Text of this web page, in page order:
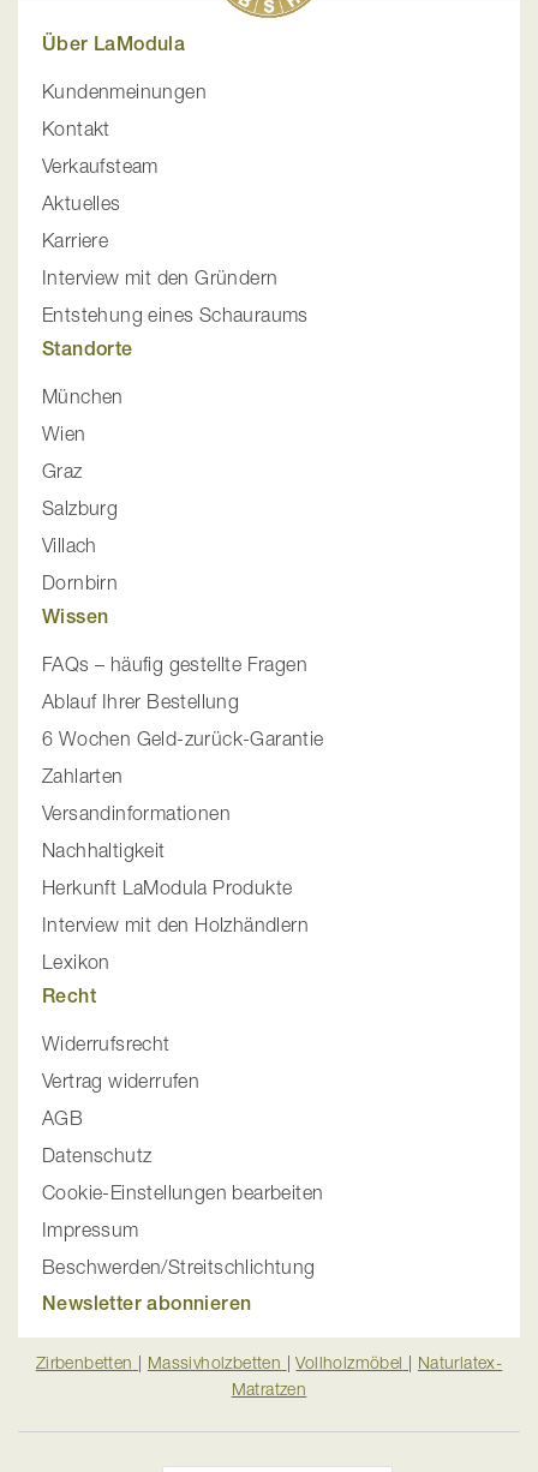
Über LaModula
Kundenmeinungen
Kontakt
Verkaufsteam
Aktuelles
Karriere
Interview mit den Gründern
Entstehung eines Schauraums
Standorte
München
Wien
Graz
Salzburg
Villach
Dornbirn
Wissen
FAQs – häufig gestellte Fragen
Ablauf Ihrer Bestellung
6 Wochen Geld-zurück-Garantie
Zahlarten
Versandinformationen
Nachhaltigkeit
Herkunft LaModula Produkte
Interview mit den Holzhändlern
Lexikon
Recht
Widerrufsrecht
Vertrag widerrufen
AGB
Datenschutz
Cookie-Einstellungen bearbeiten
Impressum
Beschwerden/Streitschlichtung
Newsletter abonnieren
Zirbenbetten | Massivholzbetten |Vollholzmöbel | Naturlatex-
Matratzen